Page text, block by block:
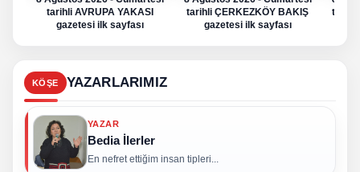
tarihli AVRUPA YAKASI
gazetesi ilk sayfası
tarihli ÇERKEZKÖY BAKIŞ
gazetesi ilk sayfası
tarihli
KÖŞE YAZARLARIMIZ
YAZAR
Bedia İlerler
En nefret ettiğim insan tipleri...